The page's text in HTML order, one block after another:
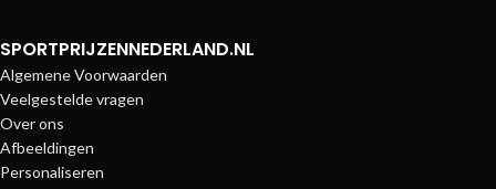
SPORTPRIJZENNEDERLAND.NL
Algemene Voorwaarden
Veelgestelde vragen
Over ons
Afbeeldingen
Personaliseren